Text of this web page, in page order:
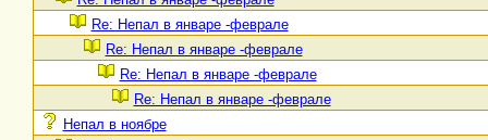
Re: Непал в январе -феврале
Re: Непал в январе -феврале
Re: Непал в январе -феврале
Re: Непал в январе -феврале
Непал в ноябре